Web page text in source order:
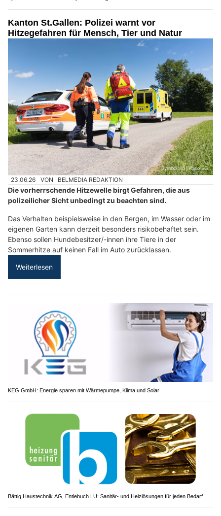
Kanton St.Gallen: Polizei warnt vor
Hitzegefahren für Mensch, Tier und Natur
23.06.26 VON BELMEDIA REDAKTION
Die vorherrschende Hitzewelle birgt Gefahren, die aus
polizeilicher Sicht unbedingt zu beachten sind.
Das Verhalten beispielsweise in den Bergen, im Wasser oder im
eigenen Garten kann derzeit besonders risikobehaftet sein.
Ebenso sollen Hundebesitzer/-innen ihre Tiere in der
Sommerhitze auf keinen Fall im Auto zurücklassen.
Weiterlesen
KEG GmbH: Energie sparen mit Wärmepumpe, Klima und Solar
Bättig Haustechnik AG, Entlebuch LU: Sanitär- und Heizlösungen für jeden Bedarf